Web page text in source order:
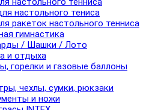
настольного тениса
ракеток настольного тенниса
гимнастика
/ Шашки / Лото
и отдыха
горелки и газовые баллоны
чехлы, сумки, рюкзаки
и ножи